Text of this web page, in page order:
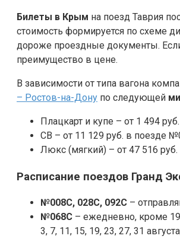
Билеты в Крым на поезд Таврия
стоимость формируется по схеме
дороже проездные документы.
преимущество в цене.
В зависимости от типа вагона
– Ростов-на-Дону по следующей
Плацкарт и купе – от 1 494
СВ – от 11 129 руб. в поезде
Люкс (мягкий) – от 47 516
Расписание поездов Гранд
№008С, 028С, 092С –
№068С – ежедневно, кроме
3, 7, 11, 15, 19, 23, 27, 31